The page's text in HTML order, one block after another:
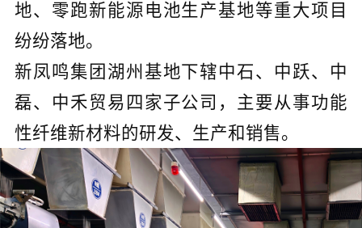
地、零跑新能源电池生产基地等重大项目
纷纷落地。
新凤鸣集团湖州基地下辖中石、中跃、中
磊、中禾贸易四家子公司，主要从事功能
性纤维新材料的研发、生产和销售。